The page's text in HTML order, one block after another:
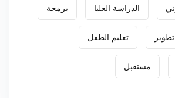
الدراسة العليا برمجة
تطوير تعليم الطفل
مستقبل